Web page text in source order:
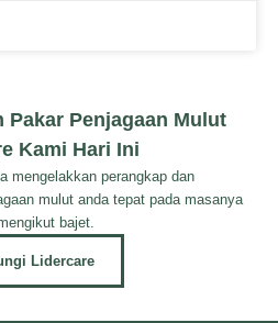
Pakar Penjagaan Mulut
Kami Hari Ini
mengelakkan perangkap dan
mulut anda tepat pada masanya
bajet.
Lidercare